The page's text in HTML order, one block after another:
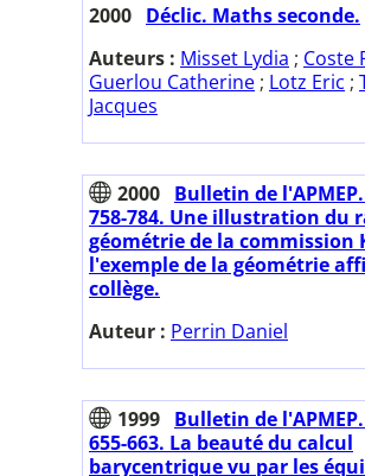
2000 Déclic. Maths seconde.
Auteurs : Misset Lydia ; Coste
Guerlou Catherine ; Lotz Eric ;
Jacques
2000 Bulletin de l'APMEP.
758-784. Une illustration du
géométrie de la commission
l'exemple de la géométrie
collège.
Auteur : Perrin Daniel
1999 Bulletin de l'APMEP.
655-663. La beauté du calcul
barycentrique vu par les